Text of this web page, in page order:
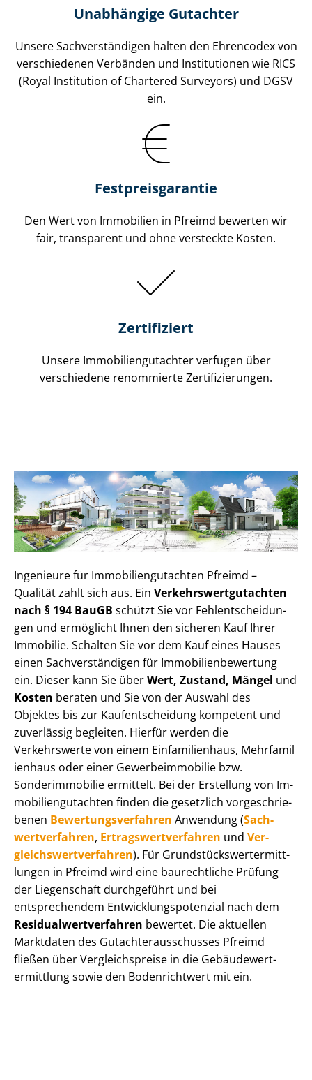
Unabhängige Gutachter
Unsere Sach­ver­stän­di­gen halten den Ehrencodex von
verschiedenen Verbänden und Institutionen wie RICS
(Royal Institution of Chartered Surveyors) und DGSV
ein.
Festpreis​garantie
Den Wert von Immobilien in Pfreimd bewerten wir
fair, transparent und ohne versteckte Kosten.
Zertifiziert
Unsere Immobilien­gutachter verfügen über
verschiedene renommierte Zer­ti­fi­zie­run­gen.
Ingenieure für Im­mo­bi­li­en­gut­ach­ten Pfreimd –
Qualität zahlt sich aus. Ein Ver­kehrs­wert­gut­ach­ten
nach § 194 BauGB schützt Sie vor Fehl­ent­schei­dun­
gen und ermöglicht Ihnen den sicheren Kauf Ihrer
Immobilie. Schalten Sie vor dem Kauf eines Hauses
einen Sach­ver­stän­di­gen für Im­mo­bi­li­en­be­wer­tung
ein. Dieser kann Sie überWert, Zustand, Mängel und
Kosten beraten und Sie von der Auswahl des
Objektes bis zur Kauf­ent­schei­dung kompetent und
zuverlässig begleiten. Hierfür werden die
Verkehrswerte von einem Einfamilienhaus, Mehr­fa­mi­l
i­en­haus oder einer Ge­wer­be­im­mo­bi­lie bzw.
Sonderimmobilie ermittelt. Bei der Erstellung von Im­
mo­bi­li­en­gut­ach­ten finden die gesetzlich vor­ge­schrie­
be­nen Be­wer­tungs­ver­fah­ren Anwendung (Sach­
wert­ver­fah­ren, Er­trags­wert­ver­fah­ren und Ver­
gleichs­wert­ver­fah­ren). Für Grund­stücks­wert­ermitt­
lun­gen in Pfreimd wird eine baurechtliche Prüfung
der Liegenschaft durchgeführt und bei
entsprechendem Ent­wick­lungs­po­ten­zi­al nach dem
Re­si­du­al­wert­ver­fah­ren bewertet. Die aktuellen
Marktdaten des Gut­ach­ter­aus­schus­ses Pfreimd
fließen über Ver­gleichs­prei­se in die Ge­bäu­de­wert­
ermitt­lung sowie den Bodenrichtwert mit ein.